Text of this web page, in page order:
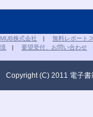
MUB株式会社 | 無料レポート
境 | 要望受付、お問い合わせ
Copyright (C) 2011 電子